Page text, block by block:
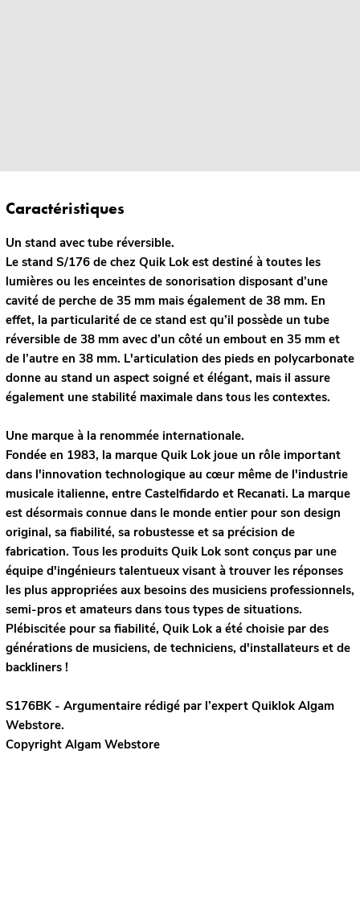
Caractéristiques
Un stand avec tube réversible.
Le stand S/176 de chez Quik Lok est destiné à toutes les
lumières ou les enceintes de sonorisation disposant d’une
cavité de perche de 35 mm mais également de 38 mm. En
effet, la particularité de ce stand est qu’il possède un tube
réversible de 38 mm avec d’un côté un embout en 35 mm et
de l’autre en 38 mm. L'articulation des pieds en polycarbonate
donne au stand un aspect soigné et élégant, mais il assure
également une stabilité maximale dans tous les contextes.
Une marque à la renommée internationale.
Fondée en 1983, la marque Quik Lok joue un rôle important
dans l'innovation technologique au cœur même de l'industrie
musicale italienne, entre Castelfidardo et Recanati. La marque
est désormais connue dans le monde entier pour son design
original, sa fiabilité, sa robustesse et sa précision de
fabrication. Tous les produits Quik Lok sont conçus par une
équipe d'ingénieurs talentueux visant à trouver les réponses
les plus appropriées aux besoins des musiciens professionnels,
semi-pros et amateurs dans tous types de situations.
Plébiscitée pour sa fiabilité, Quik Lok a été choisie par des
générations de musiciens, de techniciens, d'installateurs et de
backliners !
S176BK - Argumentaire rédigé par l’expert QuiklokAlgam
Webstore.
Copyright Algam Webstore